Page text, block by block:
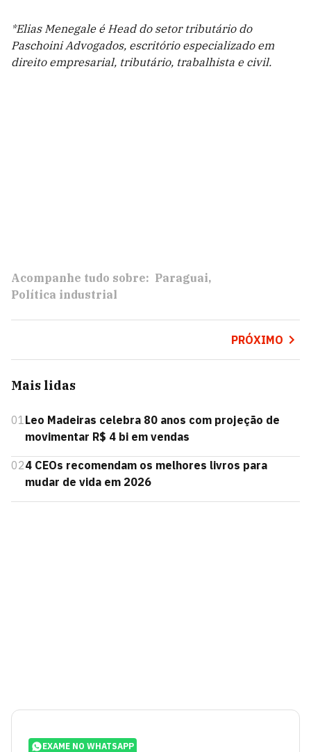
*Elias Menegale é Head do setor tributário do
Paschoini Advogados, escritório especializado em
direito empresarial, tributário, trabalhista e civil.
Acompanhe tudo sobre: Paraguai
Política industrial
PRÓXIMO
Mais lidas
01Leo Madeiras celebra 80 anos com projeção de
movimentar R$ 4 bi em vendas
024 CEOs recomendam os melhores livros para
mudar de vida em 2026
EXAME NO WHATSAPP